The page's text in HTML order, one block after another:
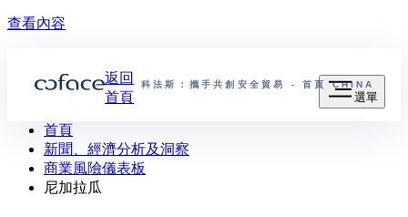
查看內容
科法斯：攜手共創安全貿易 - 首頁 CHINA
返回
首頁
選單
首頁
新聞、經濟分析及洞察
商業風險儀表板
尼加拉瓜